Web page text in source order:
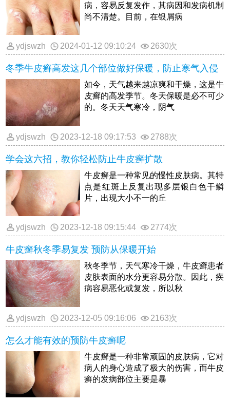
病，容易反复发作，其病因和发病机制
尚不清楚。目前，在银屑病
ydjswzh 2024-01-12 09:10:24 2630次
冬季牛皮癣高发这几个部位做好保暖，防止寒气入侵
如今，天气越来越凉爽和干燥，这是牛
皮癣的高发季节。冬天保暖是必不可少
的。冬天天气寒冷，阴气
ydjswzh 2023-12-18 09:17:53 2788次
学会这六招，教你轻松防止牛皮癣扩散
牛皮癣是一种常见的慢性皮肤病。其特
点是红斑上反复出现多层银白色干鳞
片，出现大小不一的丘
ydjswzh 2023-12-18 09:15:44 2774次
牛皮癣秋冬季易复发 预防从保暖开始
秋冬季节，天气寒冷干燥，牛皮癣患者
皮肤表面的水分更容易分散。因此，疾
病容易恶化或复发，所以秋
ydjswzh 2023-12-05 09:16:06 2163次
怎么才能有效的预防牛皮癣呢
牛皮癣是一种非常顽固的皮肤病，它对
病人的身心造成了极大的伤害，而牛皮
癣的发病部位主要是暴